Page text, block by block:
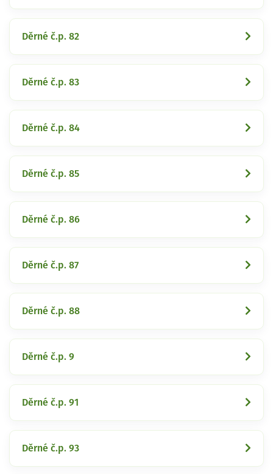
Děrné č.p. 82
Děrné č.p. 83
Děrné č.p. 84
Děrné č.p. 85
Děrné č.p. 86
Děrné č.p. 87
Děrné č.p. 88
Děrné č.p. 9
Děrné č.p. 91
Děrné č.p. 93